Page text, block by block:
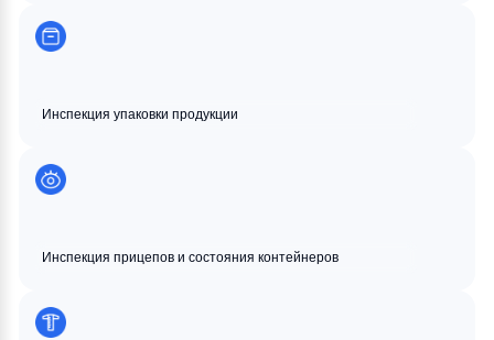
Инспекция упаковки продукции
Инспекция прицепов и состояния контейнеров